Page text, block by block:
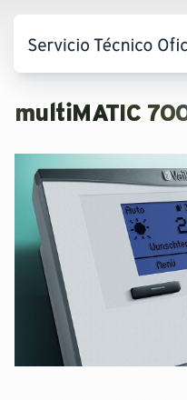
multiMATIC